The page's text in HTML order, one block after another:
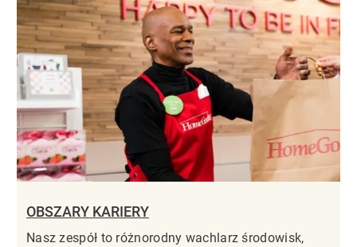
OBSZARY KARIERY
Nasz zespół to różnorodny wachlarz środowisk,